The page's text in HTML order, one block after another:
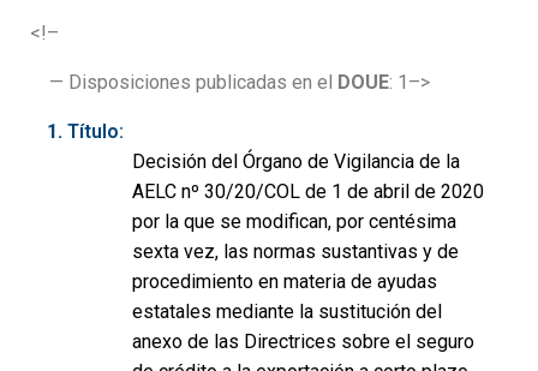
<!–
— Disposiciones publicadas en el DOUE: 1–>
Título:
Decisión del Órgano de Vigilancia de la
AELC nº 30/20/COL de 1 de abril de 2020
por la que se modifican, por centésima
sexta vez, las normas sustantivas y de
procedimiento en materia de ayudas
estatales mediante la sustitución del
anexo de las Directrices sobre el seguro